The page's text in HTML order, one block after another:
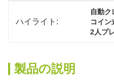
ハイライト:
自動ク
コイン
2人プ
製品の説明